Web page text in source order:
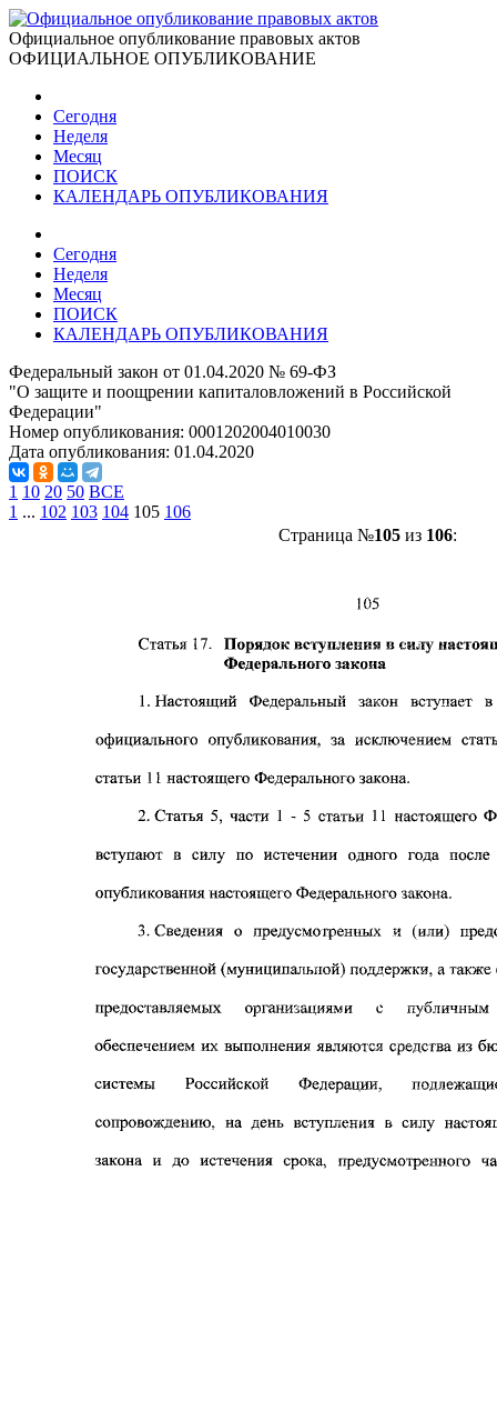
Официальное опубликование правовых актов
ОФИЦИАЛЬНОЕ ОПУБЛИКОВАНИЕ
Сегодня
Неделя
Месяц
ПОИСК
КАЛЕНДАРЬ ОПУБЛИКОВАНИЯ
Сегодня
Неделя
Месяц
ПОИСК
КАЛЕНДАРЬ ОПУБЛИКОВАНИЯ
Федеральный закон от 01.04.2020 № 69-ФЗ
"О защите и поощрении капиталовложений в Российской
Федерации"
Номер опубликования: 0001202004010030
Дата опубликования: 01.04.2020
1 10 20 50 ВСЕ
1 ... 102 103 104 105 106
Страница №105из 106: